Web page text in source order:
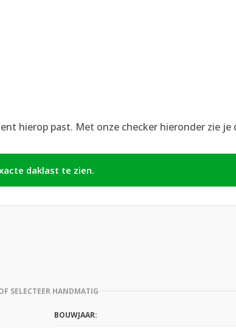
hierop past. Met onze checker hieronder zie
daklast te zien.
SELECTEER HANDMATIG
BOUWJAAR: